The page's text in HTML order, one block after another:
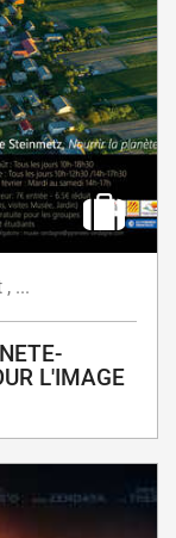
, ...
L'IMAGE